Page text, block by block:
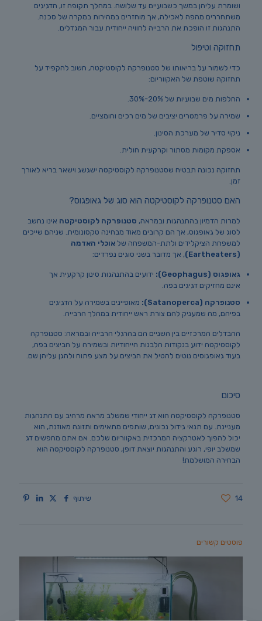
ושומרת עליהן במשך כשבועיים עד שלושה. במהלך תקופה זו, הדגיגים
משתחררים מהפה לאכילה, אך מוחזרים במהירות במקרה של סכנה.
התנהגות זו הופכת את הרבייה לחוויה ייחודית עבור המגדלים.
תחזוקה וטיפול
כדי לשמור על בריאותו של סטנופרקה לקוסטיקטה, חשוב להקפיד על
תחזוקה שוטפת של האקווריום:
החלפות מים שבועיות של 20%-30%.
שמירה על פרמטרים יציבים של מים רכים וחומציים.
ניקוי סדיר של מערכת הסינון.
אספקת מקומות מסתור וקרקעית חולית.
תחזוקה נכונה תבטיח שסטנופרקה לקוסטיקטה ישגשג וישאר בריא לאורך
זמן.
האם סטנופרקה לקוסטיקטה הוא סוג של גאופגוס?
למרות הדמיון בהתנהגות ובמראה, סטנופרקה לקוסטיקטה אינו נחשב
לסוג של גאופגוס, אך הם קרובים מאוד מבחינה טקסונומית. שניהם שייכים
למשפחת הציקלידים ולתת-המשפחה של אוכלי האדמה
(Eartheaters)
, אך מדובר בשני סוגים נפרדים:
גאופגוס (Geophagus):
ידועים בהתנהגות סינון קרקעית אך
אינם מחזיקים דגיגים בפה.
סטנופרקה (Satanoperca):
מאופיינים בשמירה על הדגיגים
בפיהם, מה שמעניק להם צורת ראש ייחודית במהלך הרבייה.
ההבדלים המרכזיים בין השניים הם בהרגלי הרבייה ובמראה: סטנופרקה
לקוסטיקטה ידוע בנקודות הלבנות הייחודיות ובשמירה על הביצים בפה,
בעוד גאופגוסים נוטים להטיל את הביצים על מצע פתוח ולהגן עליהן שם.
סיכום
סטנופרקה לקוסטיקטה הוא דג ייחודי שמשלב מראה מרהיב עם התנהגות
מעניינת. עם תנאי גידול נכונים, שותפים מתאימים ותזונה מאוזנת, הוא
יכול להפוך לאטרקציה המרכזית באקווריום שלכם. אם אתם מחפשים דג
שמשלב יופי, רוגע והתנהגות יוצאת דופן, סטנופרקה לקוסטיקטה הוא
הבחירה המושלמת!
שיתוף 14
פוסטים קשורים